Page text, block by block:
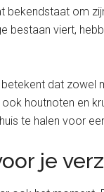
bekendstaat om
bestaan viert,
dat zowel
houtnoten en
te halen voor
je